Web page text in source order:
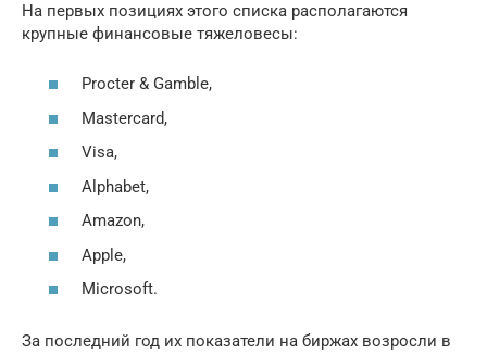
На первых позициях этого списка располагаются
крупные финансовые тяжеловесы:
Procter & Gamble,
Mastercard,
Visa,
Alphabet,
Amazon,
Apple,
Microsoft.
За последний год их показатели на биржах возросли в